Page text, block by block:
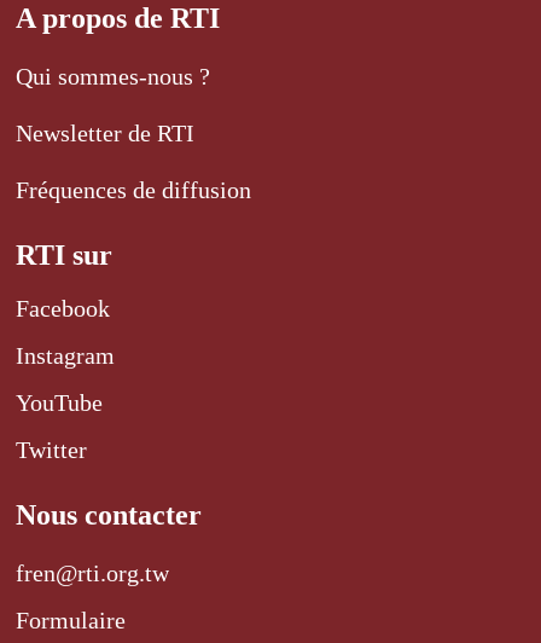
A propos de RTI
Qui sommes-nous ?
Newsletter de RTI
Fréquences de diffusion
RTI sur
Facebook
Instagram
YouTube
Twitter
Nous contacter
fren@rti.org.tw
Formulaire